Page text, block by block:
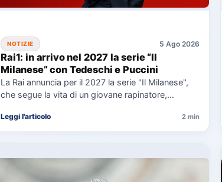
NOTIZIE 5 Ago 2026
Rai1: in arrivo nel 2027 la serie “Il
Milanese” con Tedeschi e Puccini
La Rai annuncia per il 2027 la serie "Il Milanese",
che segue la vita di un giovane rapinatore,…
Leggi l'articolo 2 min